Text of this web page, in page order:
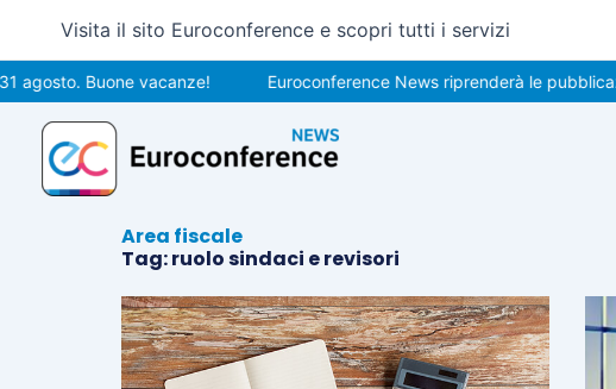
contenuto
Visita il sito Euroconference e scopri tutti i servizi
Buone vacanze! Euroconference News riprenderà le
Area fiscale
Tag: ruolo sindaci e revisori